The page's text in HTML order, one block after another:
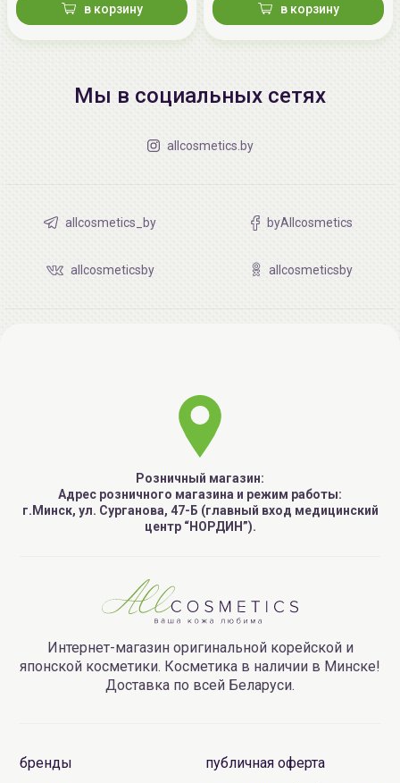
в корзину в корзину
Мы в социальных сетях
allcosmetics.by
allcosmetics_by byAllcosmetics
allcosmeticsby allcosmeticsby
Розничный магазин:
Адрес розничного магазина и режим работы:
г.Минск, ул. Сурганова, 47-Б (главный вход медицинский
центр “НОРДИН”).
Интернет-магазин оригинальной корейской и
японской косметики. Косметика в наличии в Минске!
Доставка по всей Беларуси.
бренды
публичная оферта